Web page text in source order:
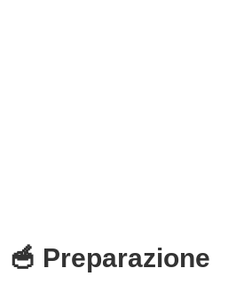
🥣 Preparazione